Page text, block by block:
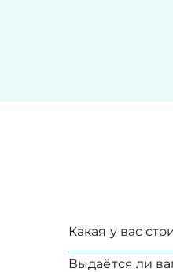
Какая у вас
Выдаётся ли